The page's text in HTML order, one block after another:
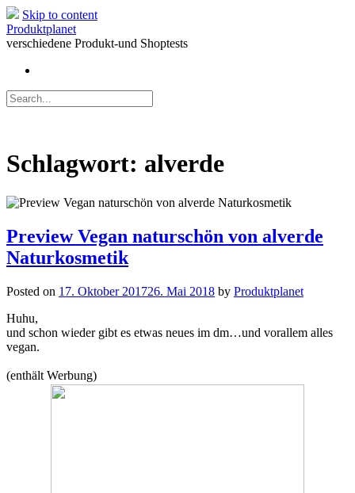
Skip to content
Produktplanet
verschiedene Produkt-und Shoptests
Schlagwort: alverde
Preview Vegan naturschön von alverde
Naturkosmetik
Posted on 17. Oktober 201726. Mai 2018 by Produktplanet
Huhu,
und schon wieder gibt es etwas neues im dm…und vorallem alles
vegan.
(enthält Werbung)